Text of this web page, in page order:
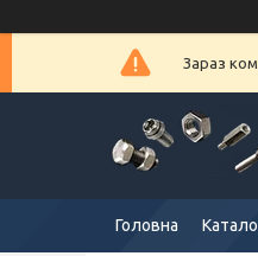
Зараз
Головна